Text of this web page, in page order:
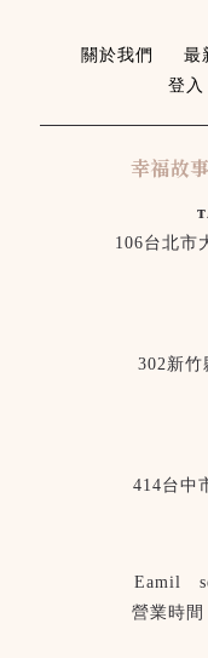
關於我們 最
登入
幸福故
106台北市
302新竹
414台中
Eamil
營業時